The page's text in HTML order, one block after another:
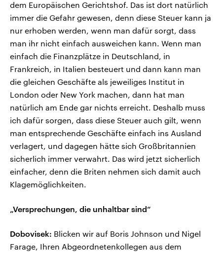
dem Europäischen Gerichtshof. Das ist dort natürlich
immer die Gefahr gewesen, denn diese Steuer kann ja
nur erhoben werden, wenn man dafür sorgt, dass
man ihr nicht einfach ausweichen kann. Wenn man
einfach die Finanzplätze in Deutschland, in
Frankreich, in Italien besteuert und dann kann man
die gleichen Geschäfte als jeweiliges Institut in
London oder New York machen, dann hat man
natürlich am Ende gar nichts erreicht. Deshalb muss
ich dafür sorgen, dass diese Steuer auch gilt, wenn
man entsprechende Geschäfte einfach ins Ausland
verlagert, und dagegen hätte sich Großbritannien
sicherlich immer verwahrt. Das wird jetzt sicherlich
einfacher, denn die Briten nehmen sich damit auch
Klagemöglichkeiten.
„Versprechungen, die unhaltbar sind“
Dobovisek: Blicken wir auf Boris Johnson und Nigel
Farage, Ihren Abgeordnetenkollegen aus dem